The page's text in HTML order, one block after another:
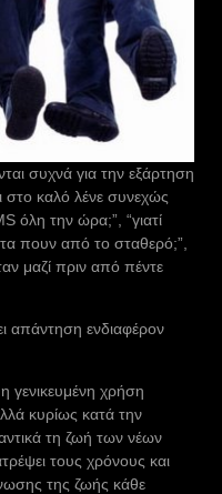
συχνά για την εξάρτηση
στο καλό λένε συνεχώς
όλη την ώρα;”, “γιατί
πουν από το σταθερό;”,
μαζί πριν από πέντε
απάντηση ενδιαφέρον
γενικευμένη χρήση
κυρίως κατά την
τη ζωή των νέων
τους χρόνους και
της ζωής κάθε